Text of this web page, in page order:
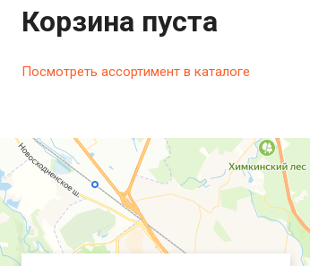
Корзина пуста
Посмотреть ассортимент в каталоге